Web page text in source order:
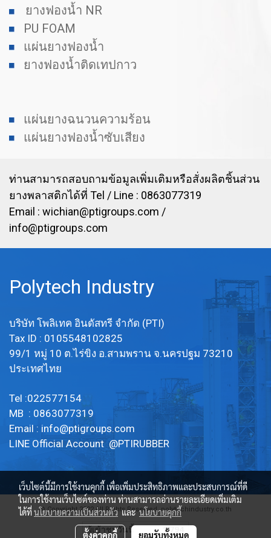
ยางฟองน้ำ NR
PU FOAM
แผ่นยางฟองน้ำ
ยางฟองน้ำติดเทปกาว
แผ่นยางฉนวนความร้อน
แผ่นยางฟองน้ำซับเสียง
ท่านสามารถสอบถามข้อมูลเพิ่มเติมหรือสั่งผลิตชิ้นส่วน
ยางพลาสติกได้ที่ Tel / Line : 0863077319
Email : wichian@ptigroups.com /
info@ptigroups.com
Polytech Industry
บริษัท โพลิเทค อินดัสทรี จำกัด (PTI)
Tax ID : 0105548102825
99/1 หมู่ 10 ต.ไร่ขิง อ.สามพราน จ.นครปฐม 73210
ประเทศไทย
Tel :022577154
MB : 0863077319
Email : info@ptigroups.com
LINE Official Account @PTIRUBBER
© Copyright 2022 All Rights Reserved. polytechindustry.co.th
ผู้เข้าชมวันนี้ 1,794
เว็บไซต์นี้มีการใช้งานคุกกี้ เพื่อเพิ่มประสิทธิภาพและประสบการณ์ที่ดี
ในการใช้งานเว็บไซต์ของท่าน ท่านสามารถอ่านรายละเอียดเพิ่มเติม
ได้ที่นโยบายความเป็นส่วนตัวและนโยบายคุกกี้
ตั้งค่าคุกกี้ ยอมรับทั้งหมด